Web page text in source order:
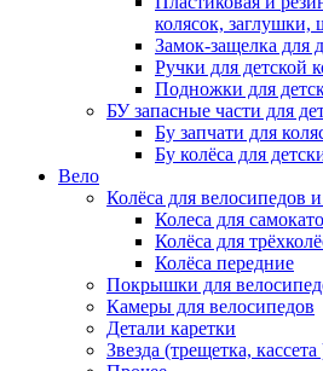
колясок,
Замок-защелка для
Ручки для детской
Подножки для
БУ запасные части для
Бу запчати для
Бу колёса для
Вело
Колёса для велосипедов
Колеса для
Колёса для
Колёса передние
Покрышки для
Камеры для велосипедов
Детали каретки
Звезда (трещетка,